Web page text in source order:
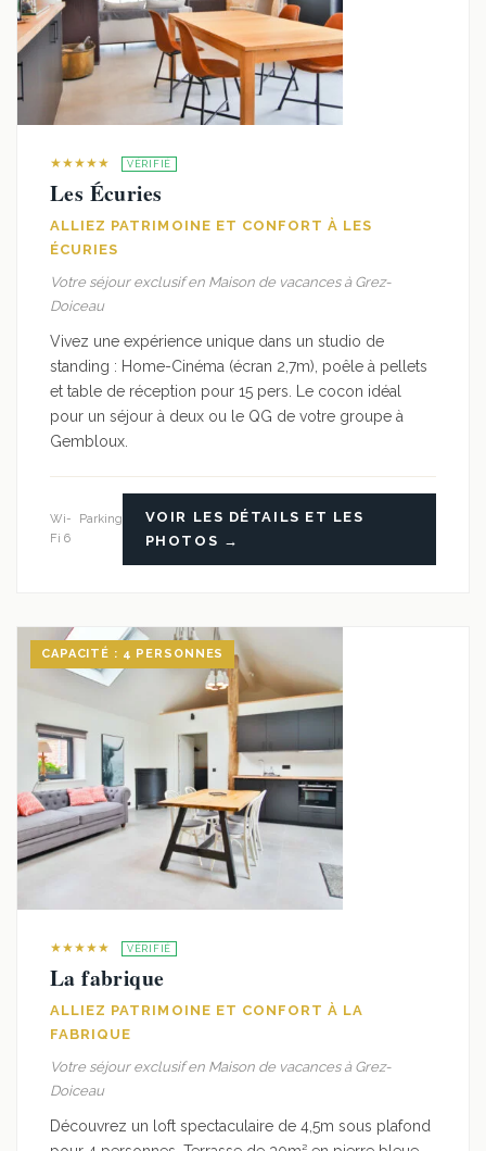
★★★★★ VÉRIFIÉ
Les Écuries
ALLIEZ PATRIMOINE ET CONFORT À LES
ÉCURIES
Votre séjour exclusif en Maison de vacances à Grez-
Doiceau
Vivez une expérience unique dans un studio de
standing : Home-Cinéma (écran 2,7m), poêle à pellets
et table de réception pour 15 pers. Le cocon idéal
pour un séjour à deux ou le QG de votre groupe à
Gembloux.
Wi-
Fi 6
Parking
VOIR LES DÉTAILS ET LES
PHOTOS →
CAPACITÉ : 4 PERSONNES
★★★★★ VÉRIFIÉ
La fabrique
ALLIEZ PATRIMOINE ET CONFORT À LA
FABRIQUE
Votre séjour exclusif en Maison de vacances à Grez-
Doiceau
Découvrez un loft spectaculaire de 4,5m sous plafond